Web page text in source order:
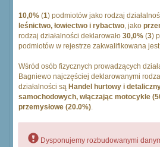
10,0% (1) podmiotów jako rodzaj
leśnictwo, łowiectwo i rybactwo, jako
rodzaj działalności deklarowało 30,0% (3)
podmiotów w rejestrze zakwalifikowana
Wśród osób fizycznych prowadzących
Bagniewo najczęściej deklarowanymi
działalności są Handel hurtowy i
samochodowych, włączając motocykle
przemysłowe (20.0%).
Dysponujemy rozbudowanymi